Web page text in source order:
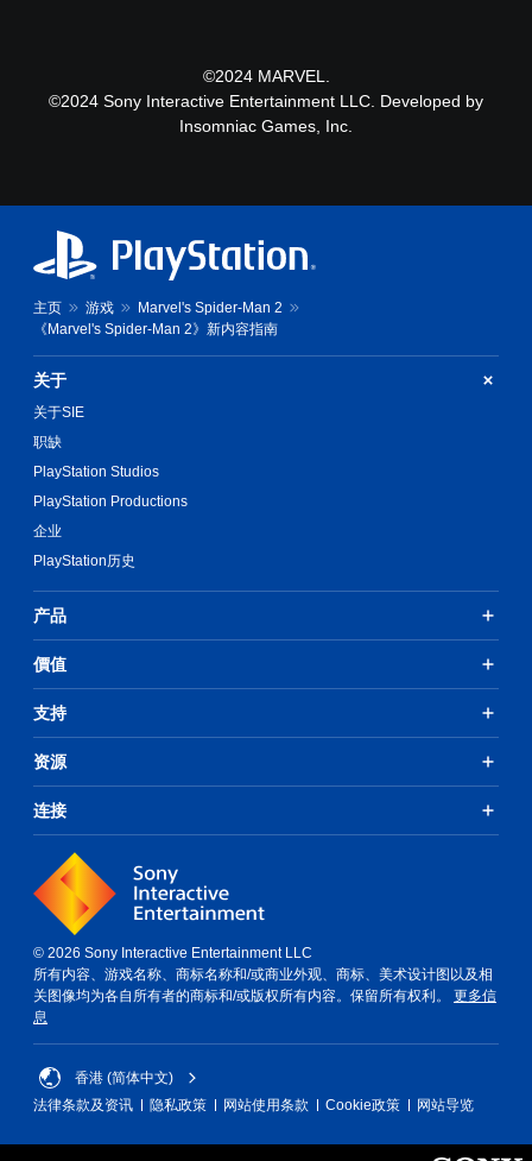
©2024 MARVEL.
©2024 Sony Interactive Entertainment LLC. Developed by
Insomniac Games, Inc.
主页 游戏
Marvel's Spider-Man 2
《Marvel's Spider-Man 2》新内容指南
关于
关于SIE
职缺
PlayStation Studios
PlayStation Productions
企业
PlayStation历史
产品
價值
支持
资源
连接
© 2026 Sony Interactive Entertainment LLC
所有内容、游戏名称、商标名称和/或商业外观、商标、美术设计图以及相
关图像均为各自所有者的商标和/或版权所有内容。保留所有权利。 更多信
息
香港 (简体中文)
法律条款及资讯
隐私政策 网站使用条款 Cookie政策 网站导览